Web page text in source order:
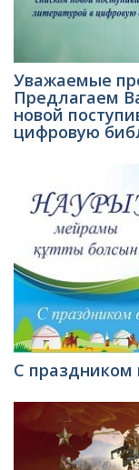
Уважаемые
Предлагаем
новой
цифровую
С праздником